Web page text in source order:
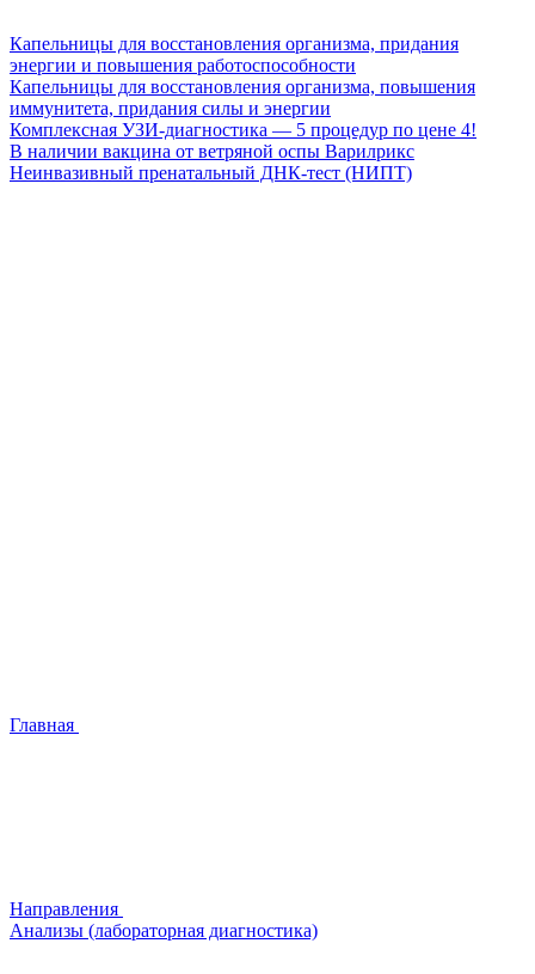
Капельницы для восстановления организма, придания
энергии и повышения работоспособности
Капельницы для восстановления организма, повышения
иммунитета, придания силы и энергии
Комплексная УЗИ-диагностика — 5 процедур по цене 4!
В наличии вакцина от ветряной оспы Варилрикс
Неинвазивный пренатальный ДНК-тест (НИПТ)
Главная
Направления
Анализы (лабораторная диагностика)